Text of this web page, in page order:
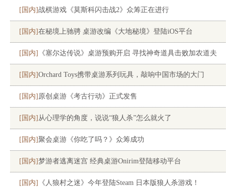
[国内]战棋游戏《莫斯科闪击战2》众筹正在进行
[国内]在秘境上驰骋 桌游改编《大地秘境》登陆iOS平台
[国内] 《塞尔达传说》桌游预购开启 寻找神奇道具击败加农道夫
[国内]Orchard Toys携带桌游系列玩具，敲响中国市场的大门
[国内] 原创桌游《考古行动》正式发售
[国内] 从心理学的角度，说说“狼人杀”怎么就火了
[国内]聚会桌游《你吃了吗？》众筹成功
[国内]梦游者逃离迷宫 经典桌游Onirim登陆移动平台
[国内] 《人狼村之迷》今年登陆Steam 日本版狼人杀游戏！